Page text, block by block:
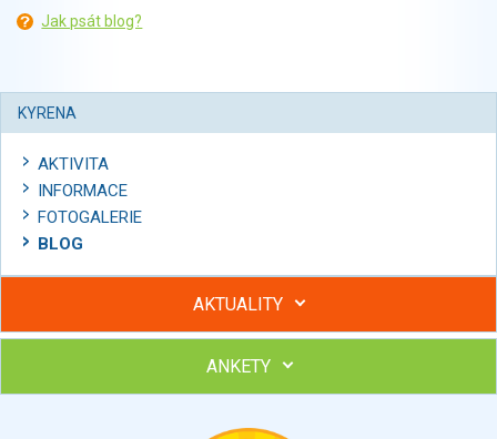
Jak psát blog?
KYRENA
AKTIVITA
INFORMACE
FOTOGALERIE
BLOG
AKTUALITY
Hubněte s podporou lektorky a skupiny v kurzech STOBu
Chcete poradit s hubnutím? Najděte si odborníka STOBu ve
ANKETY